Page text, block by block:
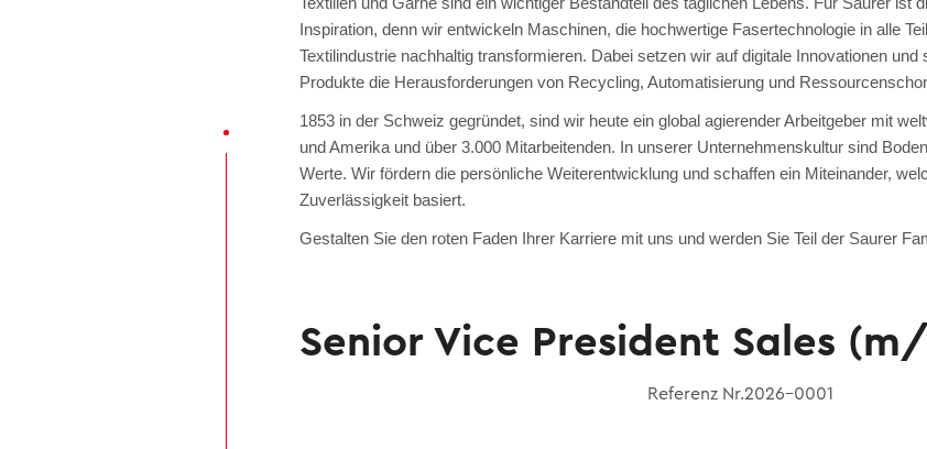
Inspiration, denn wir entwickeln Maschinen, die hochwertige Fasertechnologie in alle
Textilindustrie nachhaltig transformieren. Dabei setzen wir auf digitale Innovationen
Produkte die Herausforderungen von Recycling, Automatisierung und
1853 in der Schweiz gegründet, sind wir heute ein global agierender Arbeitgeber mit
und Amerika und über 3.000 Mitarbeitenden. In unserer Unternehmenskultur sind
Werte. Wir fördern die persönliche Weiterentwicklung und schaffen ein Miteinander,
Zuverlässigkeit basiert.
Gestalten Sie den roten Faden Ihrer Karriere mit uns und werden Sie Teil der Saurer
Senior Vice President Sales
Referenz Nr.2026-0001